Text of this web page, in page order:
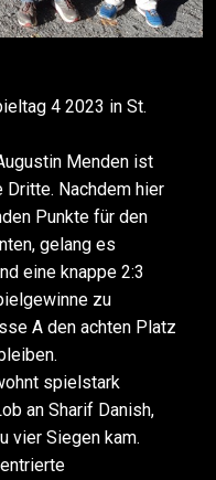
4 2023 in St.
Menden ist
Nachdem hier
Punkte für den
gelang es
eine knappe 2:3
zu
A den achten Platz
spielstark
an Sharif Danish,
vier Siegen kam.